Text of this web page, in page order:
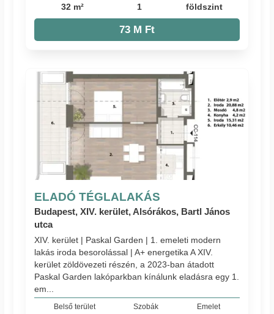
32 m² 1 földszint
73 M Ft
ELADÓ TÉGLALAKÁS
Budapest, XIV. kerület, Alsórákos, Bartl János
utca
XIV. kerület | Paskal Garden | 1. emeleti modern
lakás iroda besorolással | A+ energetika A XIV.
kerület zöldövezeti részén, a 2023-ban átadott
Paskal Garden lakóparkban kínálunk eladásra egy 1.
em...
Belső terület Szobák Emelet